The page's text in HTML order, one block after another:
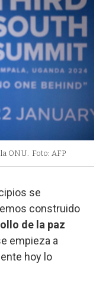
ONU. Foto: AFP
se
construido
de la paz
empieza a
hoy lo